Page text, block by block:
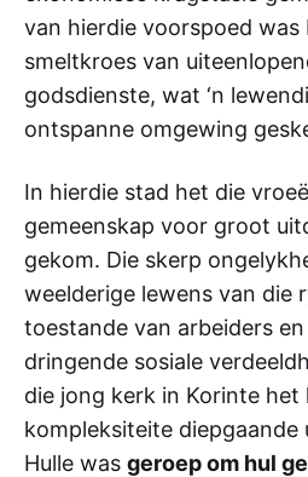
van hierdie voorspoed was
smeltkroes van
godsdienste, wat ‘n
ontspanne omgewing
In hierdie stad het die
gemeenskap voor groot
gekom. Die skerp
weelderige lewens van die
toestande van arbeiders
dringende sosiale
die jong kerk in Korinte het
kompleksiteite diepgaande
Hulle was geroep om hul